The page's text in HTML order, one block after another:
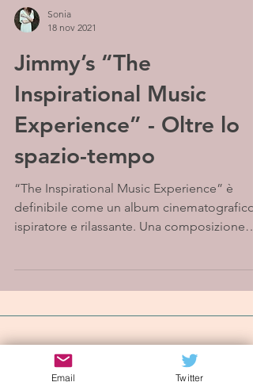
Sonia
18 nov 2021
Jimmy’s “The
Inspirational Music
Experience” - Oltre lo
spazio-tempo
“The Inspirational Music Experience” è
definibile come un album cinematografico,
ispiratore e rilassante. Una composizione
Iscriviti alla mailing list
Email Twitter